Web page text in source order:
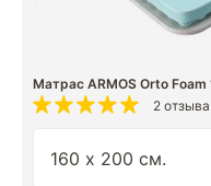
Матрас ARMOS Orto
2 отзыва